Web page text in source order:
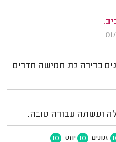
בדירה בת חמישה חדרים
ועשתה עבודה טובה.
זמנים 10 יחס 10